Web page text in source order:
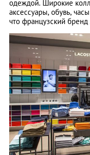
одеждой. Широкие
аксессуары, обувь,
что французский